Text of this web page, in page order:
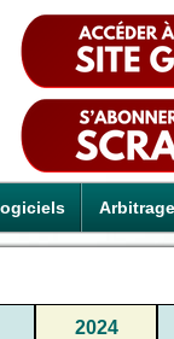
Arbitrage
2024